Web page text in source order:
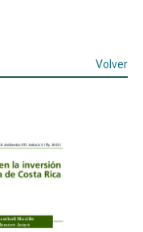
Volver